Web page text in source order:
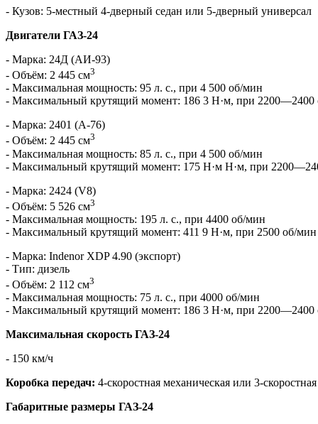
- Кузов: 5-местный 4-дверный седан или 5-дверный универсал
Двигатели ГАЗ-24
- Марка: 24Д (АИ-93)
- Объём: 2 445 см3
- Максимальная мощность: 95 л. с., при 4 500 об/мин
- Максимальный крутящий момент: 186 3 Н·м, при 2200—2400
- Марка: 2401 (А-76)
- Объём: 2 445 см3
- Максимальная мощность: 85 л. с., при 4 500 об/мин
- Максимальный крутящий момент: 175 Н·м Н·м, при
- Марка: 2424 (V8)
- Объём: 5 526 см3
- Максимальная мощность: 195 л. с., при 4400 об/мин
- Максимальный крутящий момент: 411 9 Н·м, при 2500 об/мин
- Марка: Indenor XDP 4.90 (экспорт)
- Тип: дизель
- Объём: 2 112 см3
- Максимальная мощность: 75 л. с., при 4000 об/мин
- Максимальный крутящий момент: 186 3 Н·м, при 2200—2400
Максимальная скорость ГАЗ-24
- 150 км/ч
Коробка передач: 4-скоростная механическая или 3-
Габаритные размеры ГАЗ-24